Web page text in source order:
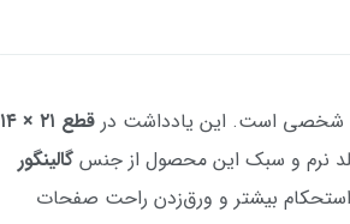
یا شخصی است. این یادداشت در
قطع ۲۱ × ۱۴
جلد نرم و سبک این محصول از جنس گالینگور
بیشتر و ورق‌زدن راحت صفحات